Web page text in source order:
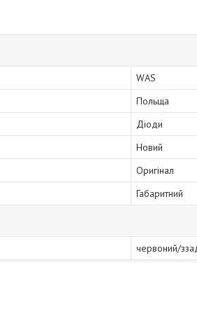
WAS
Польща
Діоди
Новий
Оригінал
Габаритний
червоний/